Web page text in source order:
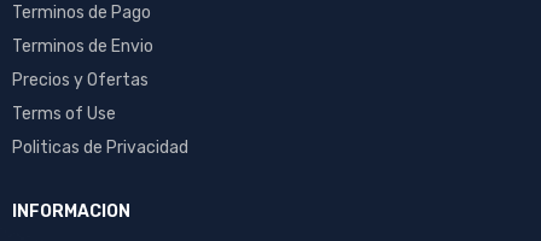
Terminos de Pago
Terminos de Envio
Precios y Ofertas
Terms of Use
Politicas de Privacidad
INFORMACION